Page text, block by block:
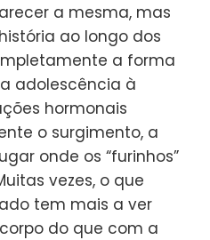
a mesma, mas
ao longo dos
a forma
adolescência à
hormonais
o surgimento, a
onde os “furinhos”
vezes, o que
tem mais a ver
do que com a